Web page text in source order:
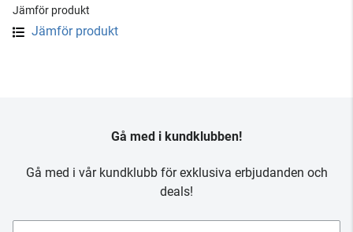
Jämför produkt
Jämför produkt
Gå med i kundklubben!
Gå med i vår kundklubb för exklusiva erbjudanden och
deals!